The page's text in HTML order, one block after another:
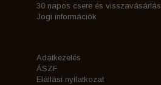
30 napos csere és visszavásárlás
Jogi információk
Adatkezelés
ÁSZF
Elállási nyilatkozat